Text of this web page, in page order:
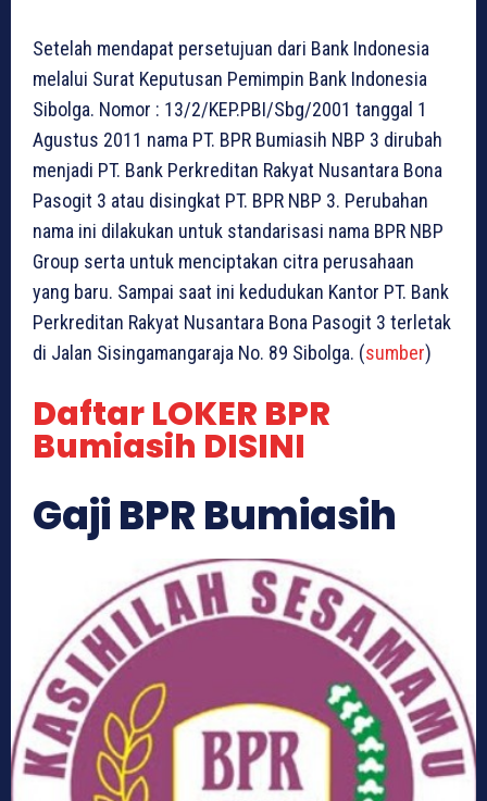
Setelah mendapat persetujuan dari Bank Indonesia
melalui Surat Keputusan Pemimpin Bank Indonesia
Sibolga. Nomor : 13/2/KEP.PBI/Sbg/2001 tanggal 1
Agustus 2011 nama PT. BPR Bumiasih NBP 3 dirubah
menjadi PT. Bank Perkreditan Rakyat Nusantara Bona
Pasogit 3 atau disingkat PT. BPR NBP 3. Perubahan
nama ini dilakukan untuk standarisasi nama BPR NBP
Group serta untuk menciptakan citra perusahaan
yang baru. Sampai saat ini kedudukan Kantor PT. Bank
Perkreditan Rakyat Nusantara Bona Pasogit 3 terletak
di Jalan Sisingamangaraja No. 89 Sibolga. (sumber)
Daftar LOKER BPR
Bumiasih DISINI
Gaji BPR Bumiasih